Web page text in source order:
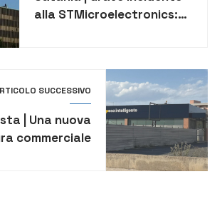
alla STMicroelectronics:
SUCCESSIVO
| Una nuova
commerciale